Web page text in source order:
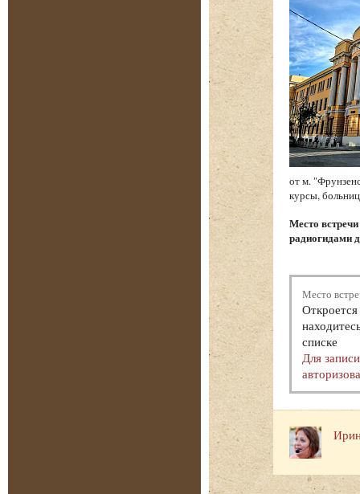
от м.
курсы,
Место
радиогидами
Место
списке
Для